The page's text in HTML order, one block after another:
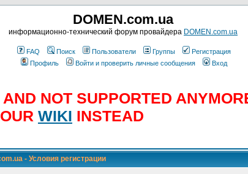
DOMEN.com.ua
информационно-технический форум провайдера DOMEN.com.ua
FAQ Поиск Пользователи Группы
Регистрация
Профиль
Войти и проверить личные сообщения Вход
NOT SUPPORTED
WIKI INSTEAD
- Условия регистрации